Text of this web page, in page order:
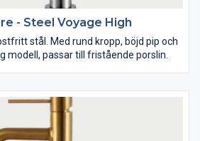
- Steel Voyage High
stål. Med rund kropp, böjd pip och
modell, passar till fristående porslin.